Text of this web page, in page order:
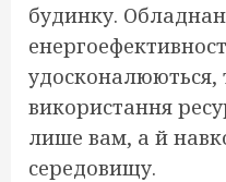
будинку.
удосконалюються,
використання
лише вам, а й
середовищу.